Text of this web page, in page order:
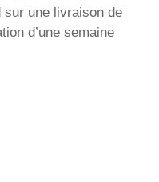
une livraison de
d’une semaine